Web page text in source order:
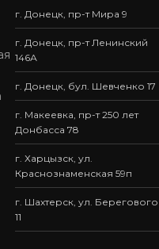
г. Донецк, пр-т Мира 9
г. Донецк, пр-т Ленинский
146А
г. Донецк, бул. Шевченко 17
г. Макеевка, пр-т 250 лет
Донбасса 78
г. Харцызск, ул.
Краснознаменская 59п
г. Шахтерск, ул. Берегового
11